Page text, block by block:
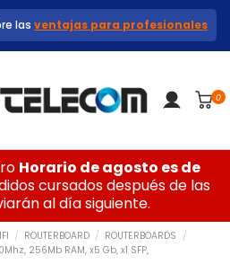
las ventajas para profesionales
0
Horario de agosto es de
cursados después de las
al día siguiente.
ROUTERBOARD
ROUTERBOARDS
256Mb RAM, x5 Gb, x1 SFP,